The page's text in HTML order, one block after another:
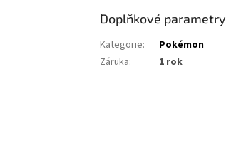
Doplňkové parametry
Kategorie:
Pokémon
Záruka: 1 rok